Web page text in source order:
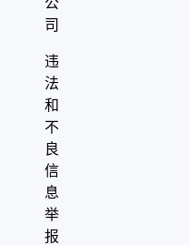
司
违
法
和
不
良
信
息
举
报